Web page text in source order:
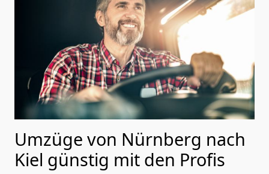
Umzüge von Nürnberg nach
Kiel günstig mit den Profis